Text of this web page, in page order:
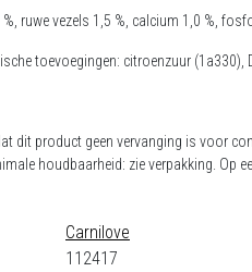
ruwe vezels 1,5 %, calcium 1,0 %,
toevoegingen: citroenzuur (1a330),
dit product geen vervanging is voor
houdbaarheid: zie verpakking. Op
Carnilove
112417